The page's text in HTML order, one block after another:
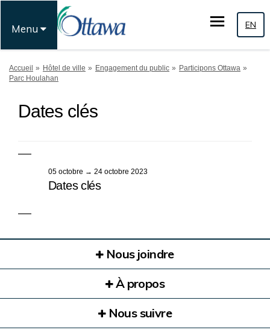
Menu EN
Vous êtes ici:
Accueil Hôtel de ville Engagement du public
Participons Ottawa
Parc Houlahan
Dates clés
05 octobre → 24 octobre 2023
Dates clés
Nous joindre
À propos
Nous suivre